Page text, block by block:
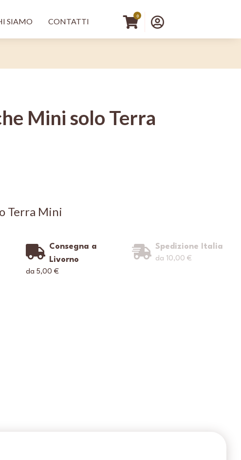
principale DX
SIAMO CONTATTI
0 Menu profilo
Mini solo Terra
Terra Mini
Consegna a
Livorno
da 5,00 €
Spedizione Italia
da 10,00 €